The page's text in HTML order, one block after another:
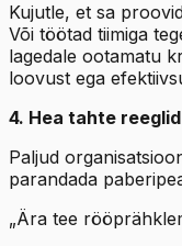
Kujutle, et sa
Või töötad tiimiga
lagedale ootamatu
loovust ega
4. Hea tahte
Paljud
parandada
„Ära tee